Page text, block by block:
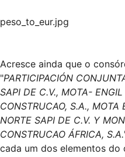
peso_to_eur.jpg
Acresce ainda que o
"PARTICIPACIÓN
SAPI DE C.V., MOTA-
CONSTRUCAO, S.A., MOTA
NORTE SAPI DE C.V. Y
CONSTRUCAO ÁFRICA, S.A.
cada um dos elementos do